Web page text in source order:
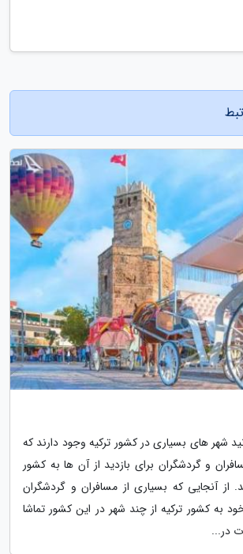
شهر های بسیاری در کشور ترکیه وجود دارند که
و گردشگران برای بازدید از آن ها به کشور
از آنجایی که بسیاری از مسافران و گردشگران
به کشور ترکیه از چند شهر در این کشور تماشا
در...